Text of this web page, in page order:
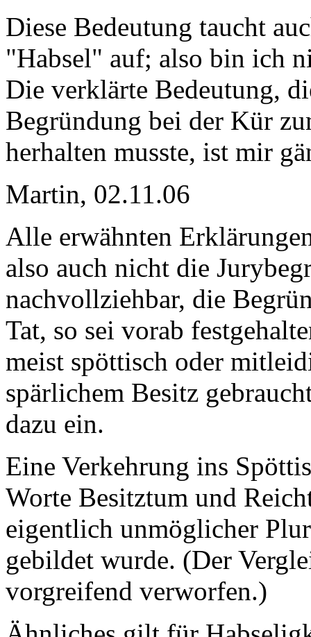
Diese Bedeutung taucht
"Habsel" auf; also bin ich
Die verklärte Bedeutung,
Begründung bei der Kür
herhalten musste, ist mir
Martin, 02.11.06
Alle erwähnten
also auch nicht die
nachvollziehbar, die
Tat, so sei vorab
meist spöttisch oder
spärlichem Besitz
dazu ein.
Eine Verkehrung ins
Worte Besitztum und
eigentlich unmöglicher
gebildet wurde. (Der
vorgreifend verworfen.)